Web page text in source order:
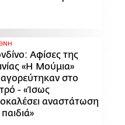
Αφίσες της
«Η Μούμια»
στο
- «Ίσως
αναστάτωση